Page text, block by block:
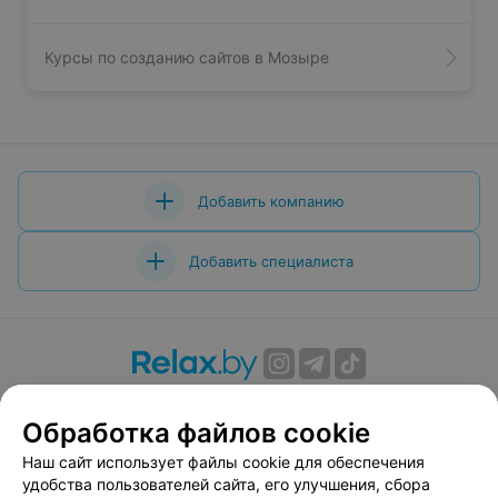
Курсы по созданию сайтов в Мозыре
Добавить компанию
Добавить специалиста
Вакансии
Публичный договор
Способы оплаты
Публичный договор по использованию сервиса
«Афиша»
Обработка файлов cookie
Наш сайт использует файлы cookie для обеспечения
удобства пользователей сайта, его улучшения, сбора